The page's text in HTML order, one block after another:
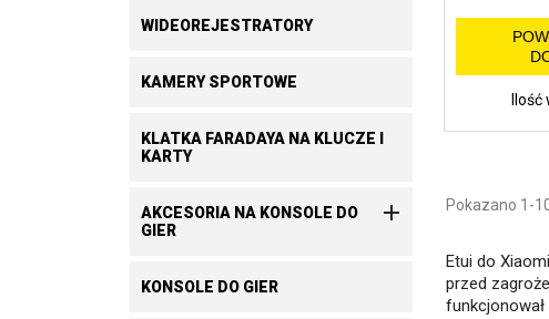
WIDEOREJESTRATORY
KAMERY SPORTOWE
KLATKA FARADAYA NA KLUCZE I
KARTY
AKCESORIA NA KONSOLE DO
GIER

KONSOLE DO GIER
Pokazano 1-
Etui do
przed